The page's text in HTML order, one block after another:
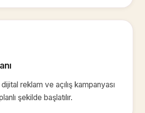
reklam ve açılış kampanyası
şekilde başlatılır.